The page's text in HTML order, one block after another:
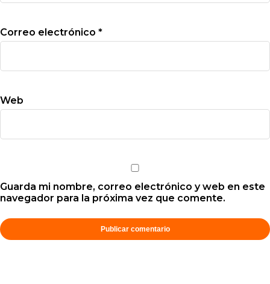
Correo electrónico *
Web
Guarda mi nombre, correo electrónico y web en este
navegador para la próxima vez que comente.